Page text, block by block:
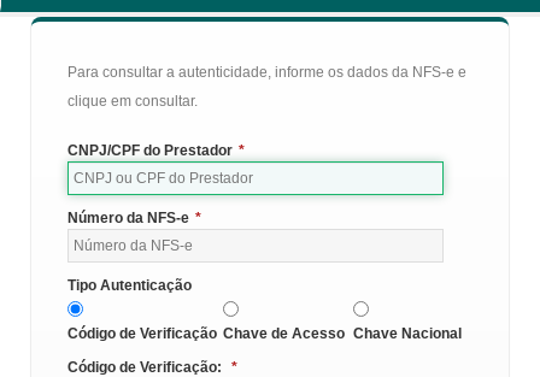
Para consultar a autenticidade, informe os dados da NFS-e e
clique em consultar.
CNPJ/CPF do Prestador *
Número da NFS-e *
Tipo Autenticação
Código de Verificação Chave de Acesso Chave Nacional
Código de Verificação:
*